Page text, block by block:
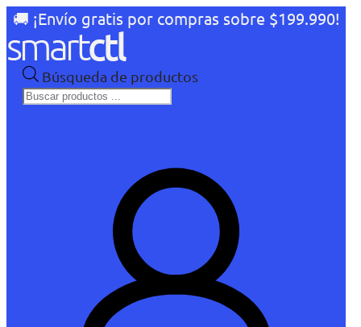
🚚 ¡Envío gratis por compras sobre $199.990!
Búsqueda de productos